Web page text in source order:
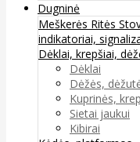
Dugninė
Meškerės Ritės
indikatoriai,
Dėklai, krepšiai,
Dėklai
Dėžės,
Kuprinės,
Sietai jaukui
Kibirai